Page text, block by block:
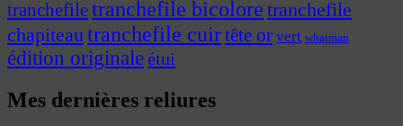
tranchefiletranchefile bicolore tranchefile
chapiteautranchefile cuirtête or vert whatman
édition originaleétui
Mes dernières reliures